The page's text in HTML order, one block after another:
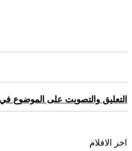
التعليق والتصويت على الموضوع
اخر الافلام